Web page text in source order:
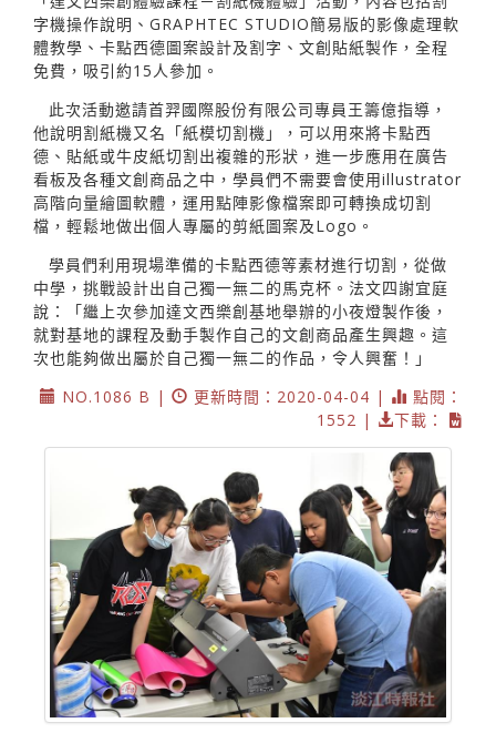
字機操作說明、GRAPHTEC STUDIO簡易版的影像處理軟
體教學、卡點西德圖案設計及割字、文創貼紙製作，全程
免費，吸引約15人參加。
此次活動邀請首羿國際股份有限公司專員王籌億指導，
他說明割紙機又名「紙模切割機」，可以用來將卡點西
德、貼紙或牛皮紙切割出複雜的形狀，進一步應用在廣告
看板及各種文創商品之中，學員們不需要會使用illustrator
高階向量繪圖軟體，運用點陣影像檔案即可轉換成切割
檔，輕鬆地做出個人專屬的剪紙圖案及Logo。
學員們利用現場準備的卡點西德等素材進行切割，從做
中學，挑戰設計出自己獨一無二的馬克杯。法文四謝宜庭
說：「繼上次參加達文西樂創基地舉辦的小夜燈製作後，
就對基地的課程及動手製作自己的文創商品產生興趣。這
次也能夠做出屬於自己獨一無二的作品，令人興奮！」
NO.1086 B |
更新時間：2020-04-04 |
點閱：
1552 |
下載：